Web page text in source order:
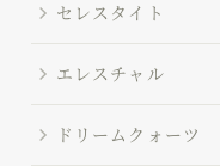
セレスタイト
エレスチャル
ドリームクォーツ